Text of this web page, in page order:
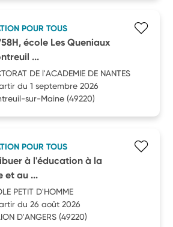
POUR TOUS
école Les Queniaux
...
DE l'ACADEMIE DE NANTES
du 1 septembre 2026
sur-Maine (49220)
POUR TOUS
à l'éducation à la
et au ...
PETIT D'HOMME
du 26 août 2026
D'ANGERS (49220)